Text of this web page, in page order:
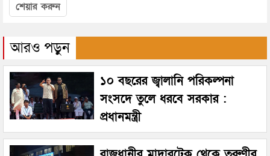
শেয়ার করুন
আরও পড়ুন
১০ বছরের জ্বালানি পরিকল্পনা
সংসদে তুলে ধরবে সরকার :
প্রধানমন্ত্রী